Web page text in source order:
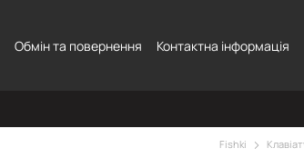
Обмін та повернення Контактна інформація
Fishki